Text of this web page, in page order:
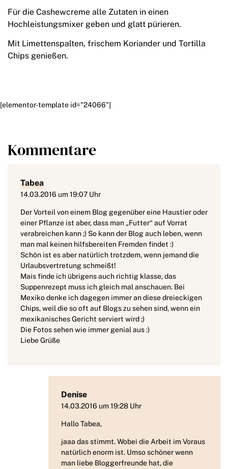
Für die Cashewcreme alle Zutaten in einen
Hochleistungsmixer geben und glatt pürieren.
Mit Limettenspalten, frischem Koriander und Tortilla
Chips genießen.
[elementor-template id="24066"]
Kommentare
Tabea
14.03.2016 um 19:07 Uhr
Der Vorteil von einem Blog gegenüber eine Haustier oder
einer Pflanze ist aber, dass man „Futter“ auf Vorrat
verabreichen kann ;) So kann der Blog auch leben, wenn
man mal keinen hilfsbereiten Fremden findet :)
Schön ist es aber natürlich trotzdem, wenn jemand die
Urlaubsvertretung schmeißt!
Mais finde ich übrigens auch richtig klasse, das
Suppenrezept muss ich gleich mal anschauen. Bei
Mexiko denke ich dagegen immer an diese dreieckigen
Chips, weil die so oft auf Blogs zu sehen sind, wenn ein
mexikanisches Gericht serviert wird ;)
Die Fotos sehen wie immer genial aus :)
Liebe Grüße
Denise
14.03.2016 um 19:28 Uhr
Hallo Tabea,
jaaa das stimmt. Wobei die Arbeit im Voraus
natürlich enorm ist. Umso schöner wenn
man liebe Bloggerfreunde hat, die